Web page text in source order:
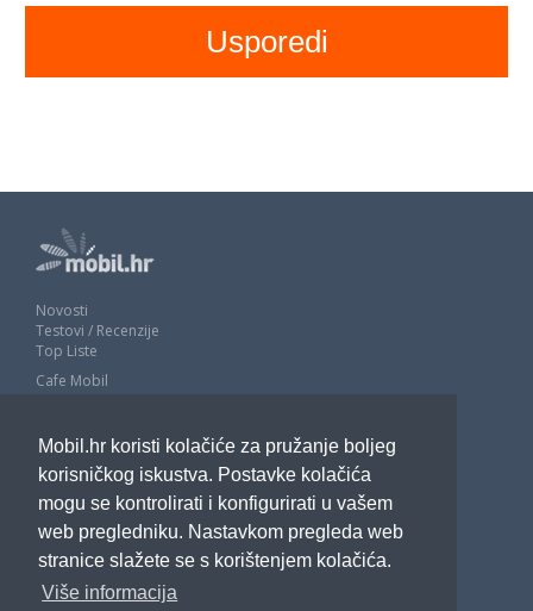
Mobil.hr koristi kolačiće za pružanje boljeg
korisničkog iskustva. Postavke kolačića
mogu se kontrolirati i konfigurirati u vašem
web pregledniku. Nastavkom pregleda web
stranice slažete se s korištenjem kolačića.
Više informacija
Novosti
Testovi / Recenzije
Top Liste
Cafe Mobil
Impressum
Marketing
Pravne odredbe
Izjava o privatnosti
POTRAŽITE NAS